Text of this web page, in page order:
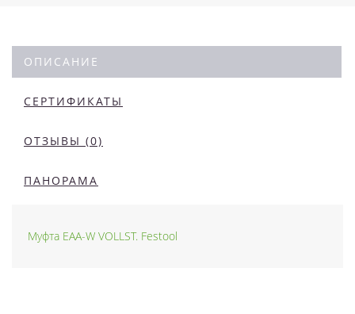
ОПИСАНИЕ
СЕРТИФИКАТЫ
ОТЗЫВЫ (0)
ПАНОРАМА
Муфта EAA-W VOLLST. Festool